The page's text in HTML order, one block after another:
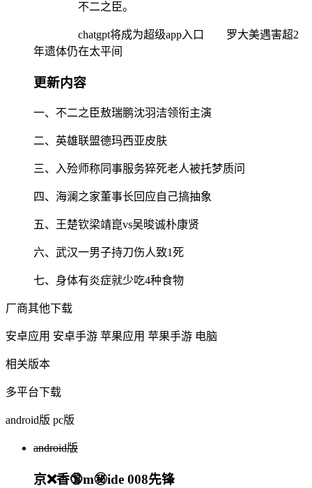
不二之臣。
chatgpt将成为超级app入口 罗大美遇害超2
年遗体仍在太平间
更新内容
一、不二之臣敖瑞鹏沈羽洁领衔主演
二、英雄联盟德玛西亚皮肤
三、入殓师称同事服务猝死老人被托梦质问
四、海澜之家董事长回应自己搞抽象
五、王楚钦梁靖崑vs吴晙诚朴康贤
六、武汉一男子持刀伤人致1死
七、身体有炎症就少吃4种食物
厂商其他下载
安卓应用 安卓手游 苹果应用 苹果手游 电脑
相关版本
多平台下载
android版 pc版
android版
京❌香🔞m㊙️ide 008先锋